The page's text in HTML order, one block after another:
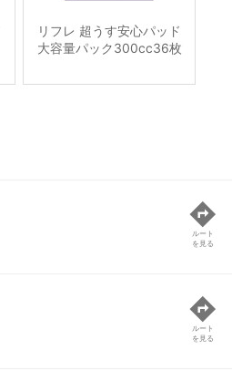
リフレ 超うす安心パッド
大容量パック300cc36枚
ルート
を見る
ルート
を見る